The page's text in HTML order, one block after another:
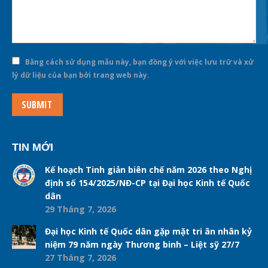
Bằng cách sử dụng mẫu này, bạn đồng ý với việc lưu trữ và xử
lý dữ liệu của bạn bởi trang web này.
SUBMIT
TIN MỚI
Kế hoạch Tinh giản biên chế năm 2026 theo Nghị
định số 154/2025/NĐ-CP tại Đại học Kinh tế Quốc
dân
29 Tháng 7, 2026
Đại học Kinh tế Quốc dân gặp mặt tri ân nhân kỷ
niệm 79 năm ngày Thương binh – Liệt sỹ 27/7
27 Tháng 7, 2026